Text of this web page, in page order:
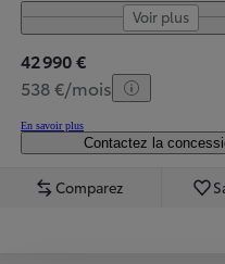
Voir plus
42 990 €
538 €/mois
En savoir plus
Contactez la
Comparez